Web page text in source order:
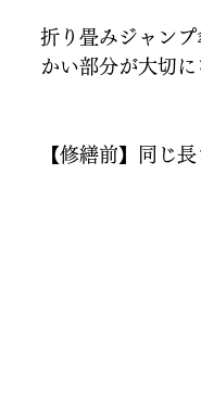
すめのお店 生地
折り畳みジャン
かい部分が大切に
【修繕前】同じ